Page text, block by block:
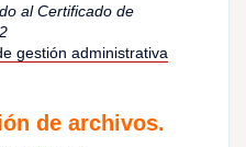
al Certificado de
gestión administrativa
de archivos.